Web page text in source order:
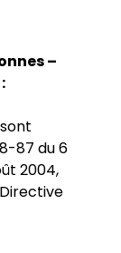
–
87 du 6
2004,